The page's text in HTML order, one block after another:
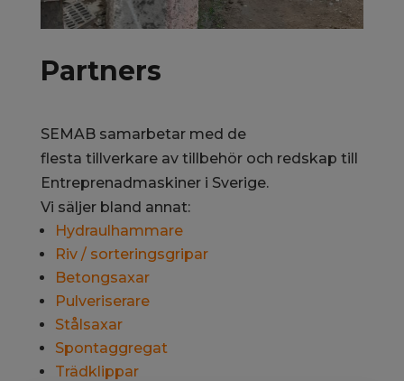
Partners
SEMAB samarbetar med de
flesta tillverkare av tillbehör och redskap till
Entreprenadmaskiner i Sverige.
Vi säljer bland annat:
Hydraulhammare
Riv / sorteringsgripar
Betongsaxar
Pulveriserare
Stålsaxar
Spontaggregat
Trädklippar